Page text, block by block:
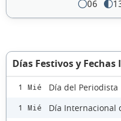
06
Días Festivos y
1 Mié Día del Periodista
1 Mié Día Internacional